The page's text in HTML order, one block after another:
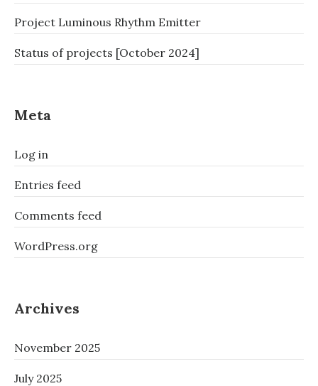
Project Luminous Rhythm Emitter
Status of projects [October 2024]
Meta
Log in
Entries feed
Comments feed
WordPress.org
Archives
November 2025
July 2025